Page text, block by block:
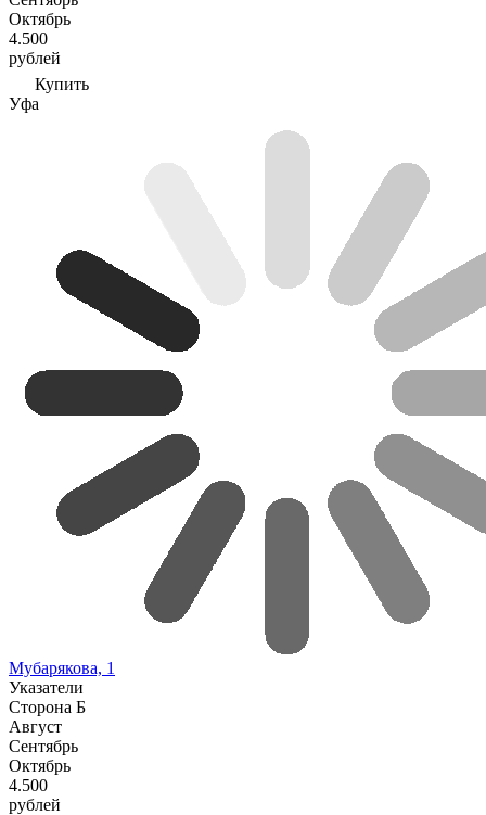
Октябрь
4.500
рублей
Купить
Уфа
Мубарякова, 1
Указатели
Сторона Б
Август
Сентябрь
Октябрь
4.500
рублей